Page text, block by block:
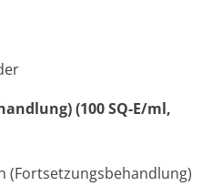
(100 SQ-E/ml,
(Fortsetzungsbehandlung)